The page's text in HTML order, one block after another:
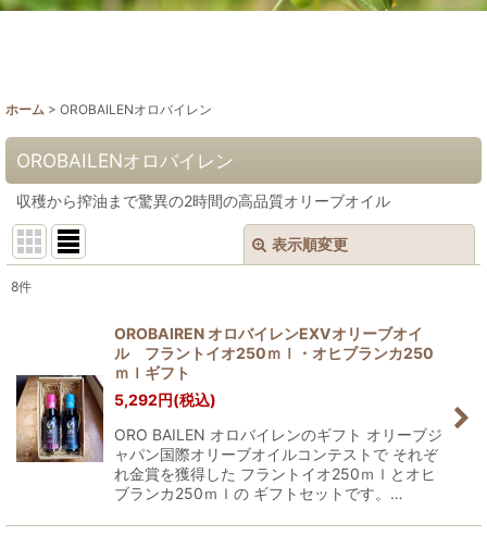
ホーム > OROBAILENオロバイレン
OROBAILENオロバイレン
収穫から搾油まで驚異の2時間の高品質オリーブオイル
表示順変更
8件
OROBAIREN オロバイレンEXVオリーブオイ
ル フラントイオ250ｍｌ・オヒブランカ250
ｍｌギフト
5,292円(税込)
ORO BAILEN オロバイレンのギフト オリーブジ
ャパン国際オリーブオイルコンテストで それぞ
れ金賞を獲得した フラントイオ250ｍｌとオヒ
ブランカ250ｍｌの ギフトセットです。…